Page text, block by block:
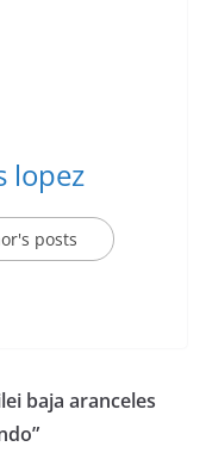
lopez
posts
baja aranceles